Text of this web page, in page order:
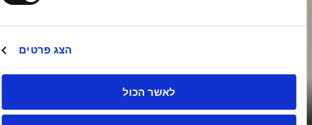
הצג פרטים
לאשר הכול